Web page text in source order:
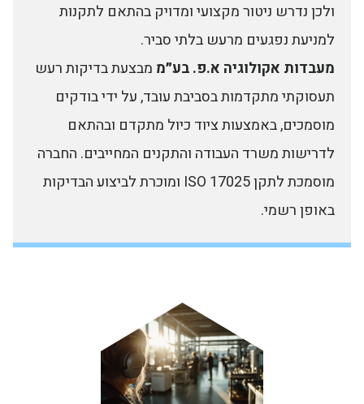
ולכן נדרש ניטור מקצועי ומדויק בהתאם לתקנות
למניעת נפגעים מרעש בלתי סביר.
מעבדות אקולוגיה א.פ. בע״מ מבצעת בדיקות רעש
תעסוקתי מתקדמות בסביבת עובד, על ידי בודקים
מוסמכים, באמצעות ציוד כיול מתקדם ובהתאם
לדרישות משרד העבודה והתקנים המחייבים. החברה
מוסמכת לתקן ISO 17025 ומוכרת לביצוע הבדיקות
באופן רשמי.